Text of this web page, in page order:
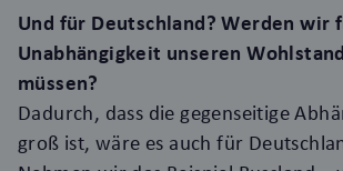
Und für Deutschland? Werden wir
Unabhängigkeit unseren
müssen?
Dadurch, dass die gegenseitige
groß ist, wäre es auch für